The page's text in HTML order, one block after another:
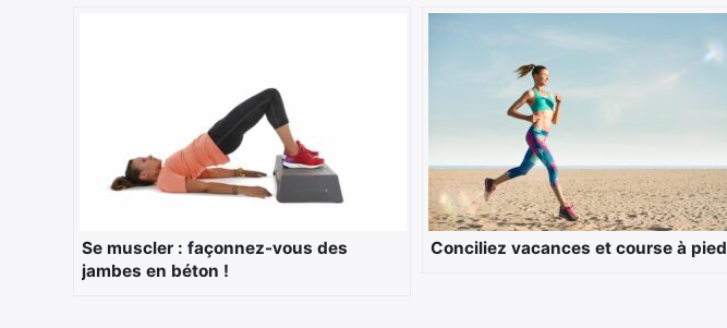
Se muscler : façonnez-vous des
jambes en béton !
Conciliez vacances et course à pied